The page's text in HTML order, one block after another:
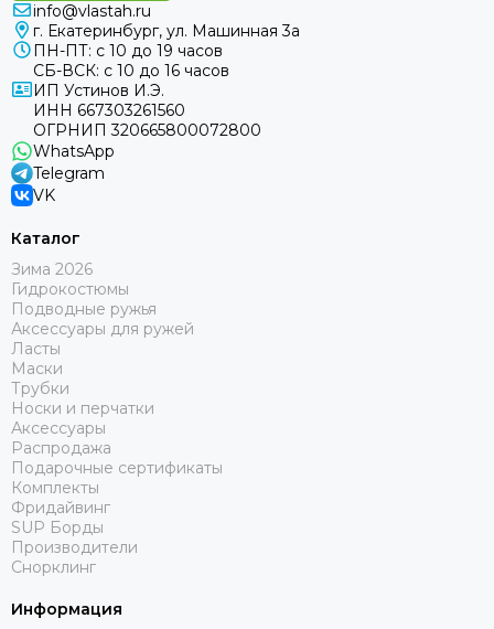
info@vlastah.ru
г. Екатеринбург, ул. Машинная 3а
ПН-ПТ: с 10 до 19 часов
СБ-ВСК: с 10 до 16 часов
ИП Устинов И.Э.
ИНН 667303261560
ОГРНИП 320665800072800
WhatsApp
Telegram
VK
Каталог
Зима 2026
Гидрокостюмы
Подводные ружья
Аксессуары для ружей
Ласты
Маски
Трубки
Носки и перчатки
Аксессуары
Распродажа
Подарочные сертификаты
Комплекты
Фридайвинг
SUP Борды
Производители
Снорклинг
Информация